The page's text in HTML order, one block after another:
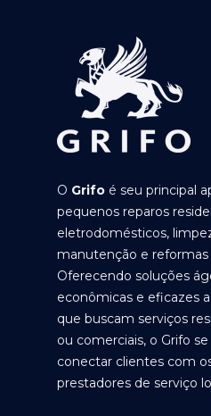
O Grifo é seu principal
pequenos reparos
eletrodomésticos,
manutenção e reformas
Oferecendo soluções
econômicas e eficazes
que buscam serviços
ou comerciais, o Grifo
conectar clientes com
prestadores de serviço